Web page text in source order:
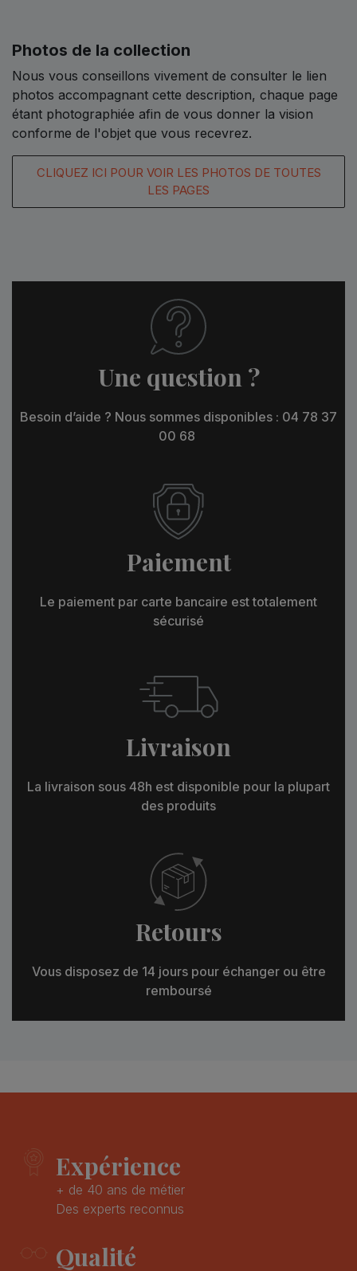
Photos de la collection
Nous vous conseillons vivement de consulter le lien
photos accompagnant cette description, chaque page
étant photographiée afin de vous donner la vision
conforme de l'objet que vous recevrez.
CLIQUEZ ICI POUR VOIR LES PHOTOS DE TOUTES
LES PAGES
Une question ?
Besoin d’aide ? Nous sommes disponibles : 04 78 37
00 68
Paiement
Le paiement par carte bancaire est totalement
sécurisé
Livraison
La livraison sous 48h est disponible pour la plupart
des produits
Retours
Vous disposez de 14 jours pour échanger ou être
remboursé
Expérience
+ de 40 ans de métier
Des experts reconnus
Qualité